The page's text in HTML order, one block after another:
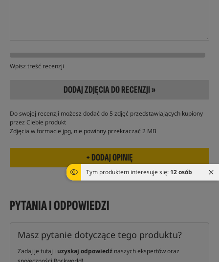
Tym produktem interesuje się: 12 osób
Wpisz treść recenzji
DODAJ ZDJĘCIA DO RECENZJI »
Do swojej recenzji możesz dodać do 5 zdjęć przedstawiających kupiony
przez Ciebie produkt
Zdjęcia w formacie jpg, nie powinny przekraczać 2 MB
PYTANIA I ODPOWIEDZI
Masz pytanie dotyczące tego produktu?
Zadaj je tutaj i uzyskaj odpowiedź naszych ekspertów oraz